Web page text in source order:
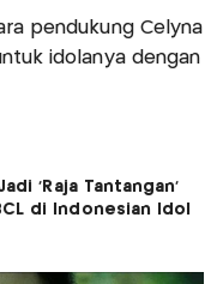
pendukung Celyna
idolanya dengan
‘Raja Tantangan’
di Indonesian Idol